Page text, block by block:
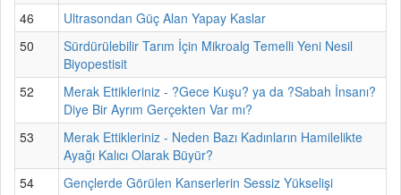
46
Ultrasondan Güç Alan Yapay Kaslar
50
Sürdürülebilir Tarım İçin Mikroalg Temelli Yeni Nesil
Biyopestisit
52
Merak Ettikleriniz - ?Gece Kuşu? ya da ?Sabah İnsanı?
Diye Bir Ayrım Gerçekten Var mı?
53
Merak Ettikleriniz - Neden Bazı Kadınların Hamilelikte
Ayağı Kalıcı Olarak Büyür?
54
Gençlerde Görülen Kanserlerin Sessiz Yükselişi